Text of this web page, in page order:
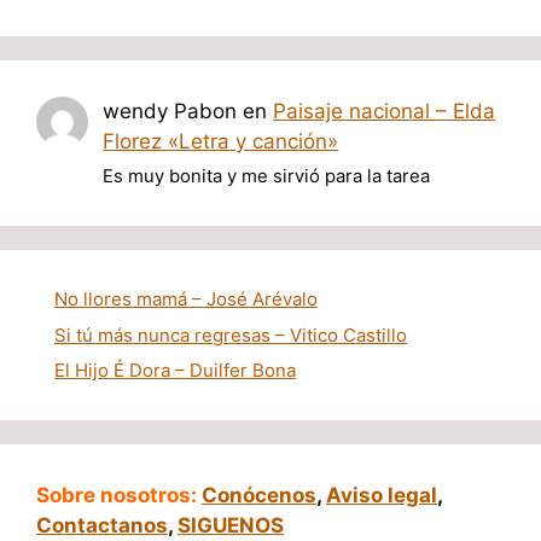
wendy Pabon en Paisaje nacional – Elda
Florez «Letra y canción»
Es muy bonita y me sirvió para la tarea
No llores mamá – José Arévalo
Si tú más nunca regresas – Vitico Castillo
El Hijo É Dora – Duilfer Bona
Sobre nosotros: Conócenos, Aviso legal,
Contactanos, SIGUENOS